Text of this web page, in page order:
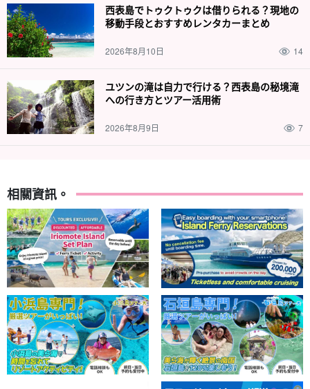
西表島でトゥクトゥクは借りられる？現地の
移動手段とおすすめレンタカーまとめ
2026年8月10日 14
ユツンの滝は自力で行ける？西表島の秘境滝
への行き方とツアー活用術
2026年8月9日 7
相關資訊。